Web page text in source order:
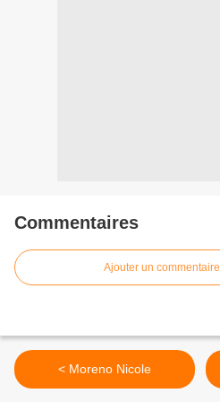
Commentaires
Ajouter un commentaire
< Moreno Nicole